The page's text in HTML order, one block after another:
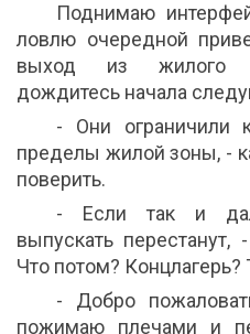
Поднимаю
ловлю очередной
выход из жилого
дождитесь начала
- Они ограничили
пределы жилой зоны, -
поверить.
- Если так и
выпускать
Что потом?
- Добро
пожимаю плечами и